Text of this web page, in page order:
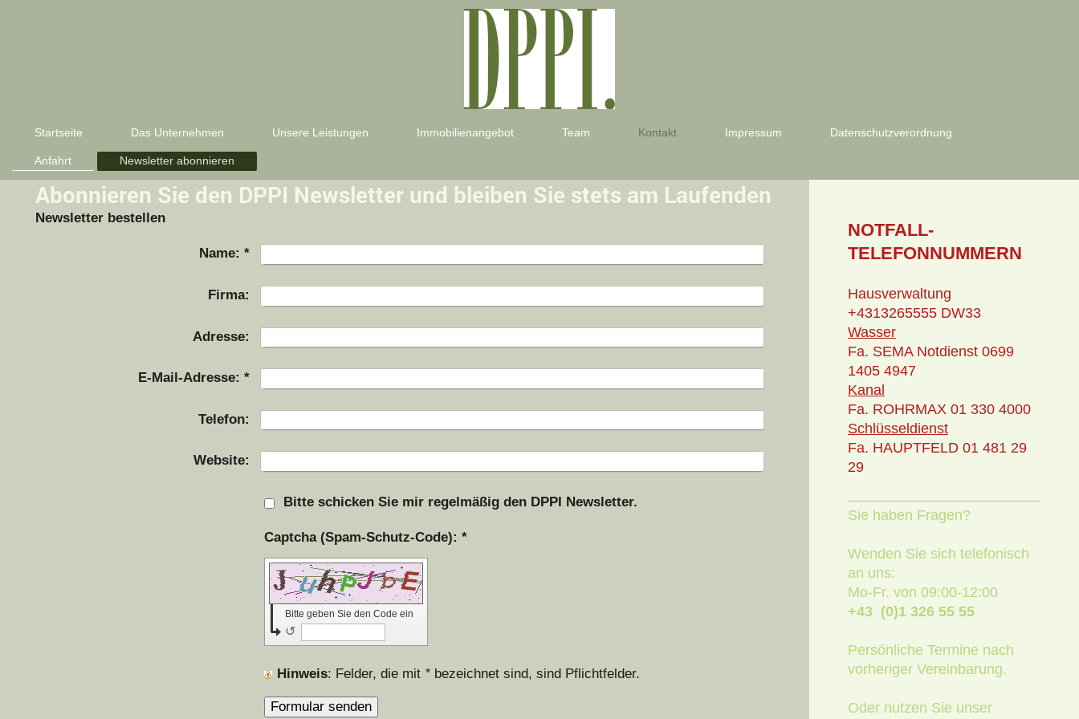
Startseite Das Unternehmen Unsere Leistungen Immobilienangebot Team Kontakt Impressum Datenschutzverordnung
Anfahrt Newsletter abonnieren
Abonnieren Sie den DPPI Newsletter und bleiben Sie stets am Laufenden
Newsletter bestellen
Name: *
Firma:
Adresse:
E-Mail-Adresse: *
Telefon:
Website:
Bitte schicken Sie mir regelmäßig den DPPI Newsletter.
Captcha (Spam-Schutz-Code): *
Bitte geben Sie den Code ein
↺
Hinweis : Felder, die mit * bezeichnet sind, sind Pflichtfelder.
NOTFALL-
TELEFONNUMMERN
Hausverwaltung
+4313265555 DW33
Wasser
Fa. SEMA Notdienst 0699
1405 4947
Kanal
Fa. ROHRMAX 01 330 4000
Schlüsseldienst
Fa. HAUPTFELD 01 481 29
29
Sie haben Fragen?
Wenden Sie sich telefonisch
an uns:
Mo-Fr. von 09:00-12:00
+43 (0)1 326 55 55
Persönliche Termine nach
vorheriger Vereinbarung.
Oder nutzen Sie unser